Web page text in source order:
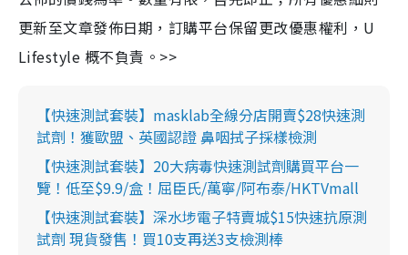
更新至文章發佈日期，訂購平台保留更改優惠權利，U
Lifestyle 概不負責。>>
【快速測試套裝】masklab全線分店開賣$28快速測
試劑！獲歐盟、英國認證 鼻咽拭子採樣檢測
【快速測試套裝】20大病毒快速測試劑購買平台一
覽！低至$9.9/盒！屈臣氏/萬寧/阿布泰/HKTVmall
【快速測試套裝】深水埗電子特賣城$15快速抗原測
試劑 現貨發售！買10支再送3支檢測棒